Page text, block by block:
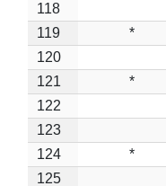
118
119
*
120
121
*
122
123
124
*
125